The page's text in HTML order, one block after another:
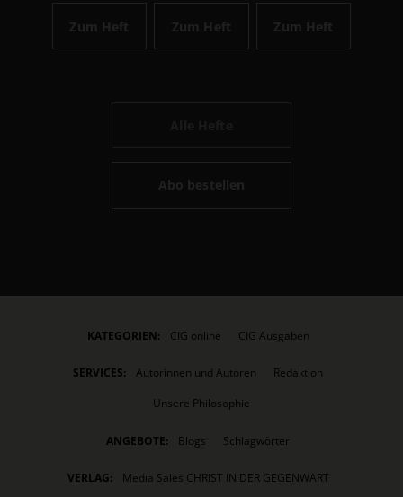
Zum Heft Zum Heft Zum Heft
Abo bestellen
KATEGORIEN: CIG online CIG Ausgaben
SERVICES: Autorinnen und Autoren
Redaktion
Unsere Philosophie
ANGEBOTE: Blogs Schlagwörter
VERLAG:
Media Sales CHRIST IN DER GEGENWART